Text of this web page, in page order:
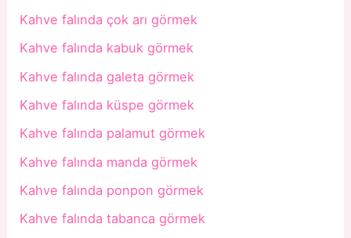
Kahve falında çok arı görmek
Kahve falında kabuk görmek
Kahve falında galeta görmek
Kahve falında küspe görmek
Kahve falında palamut görmek
Kahve falında manda görmek
Kahve falında ponpon görmek
Kahve falında tabanca görmek